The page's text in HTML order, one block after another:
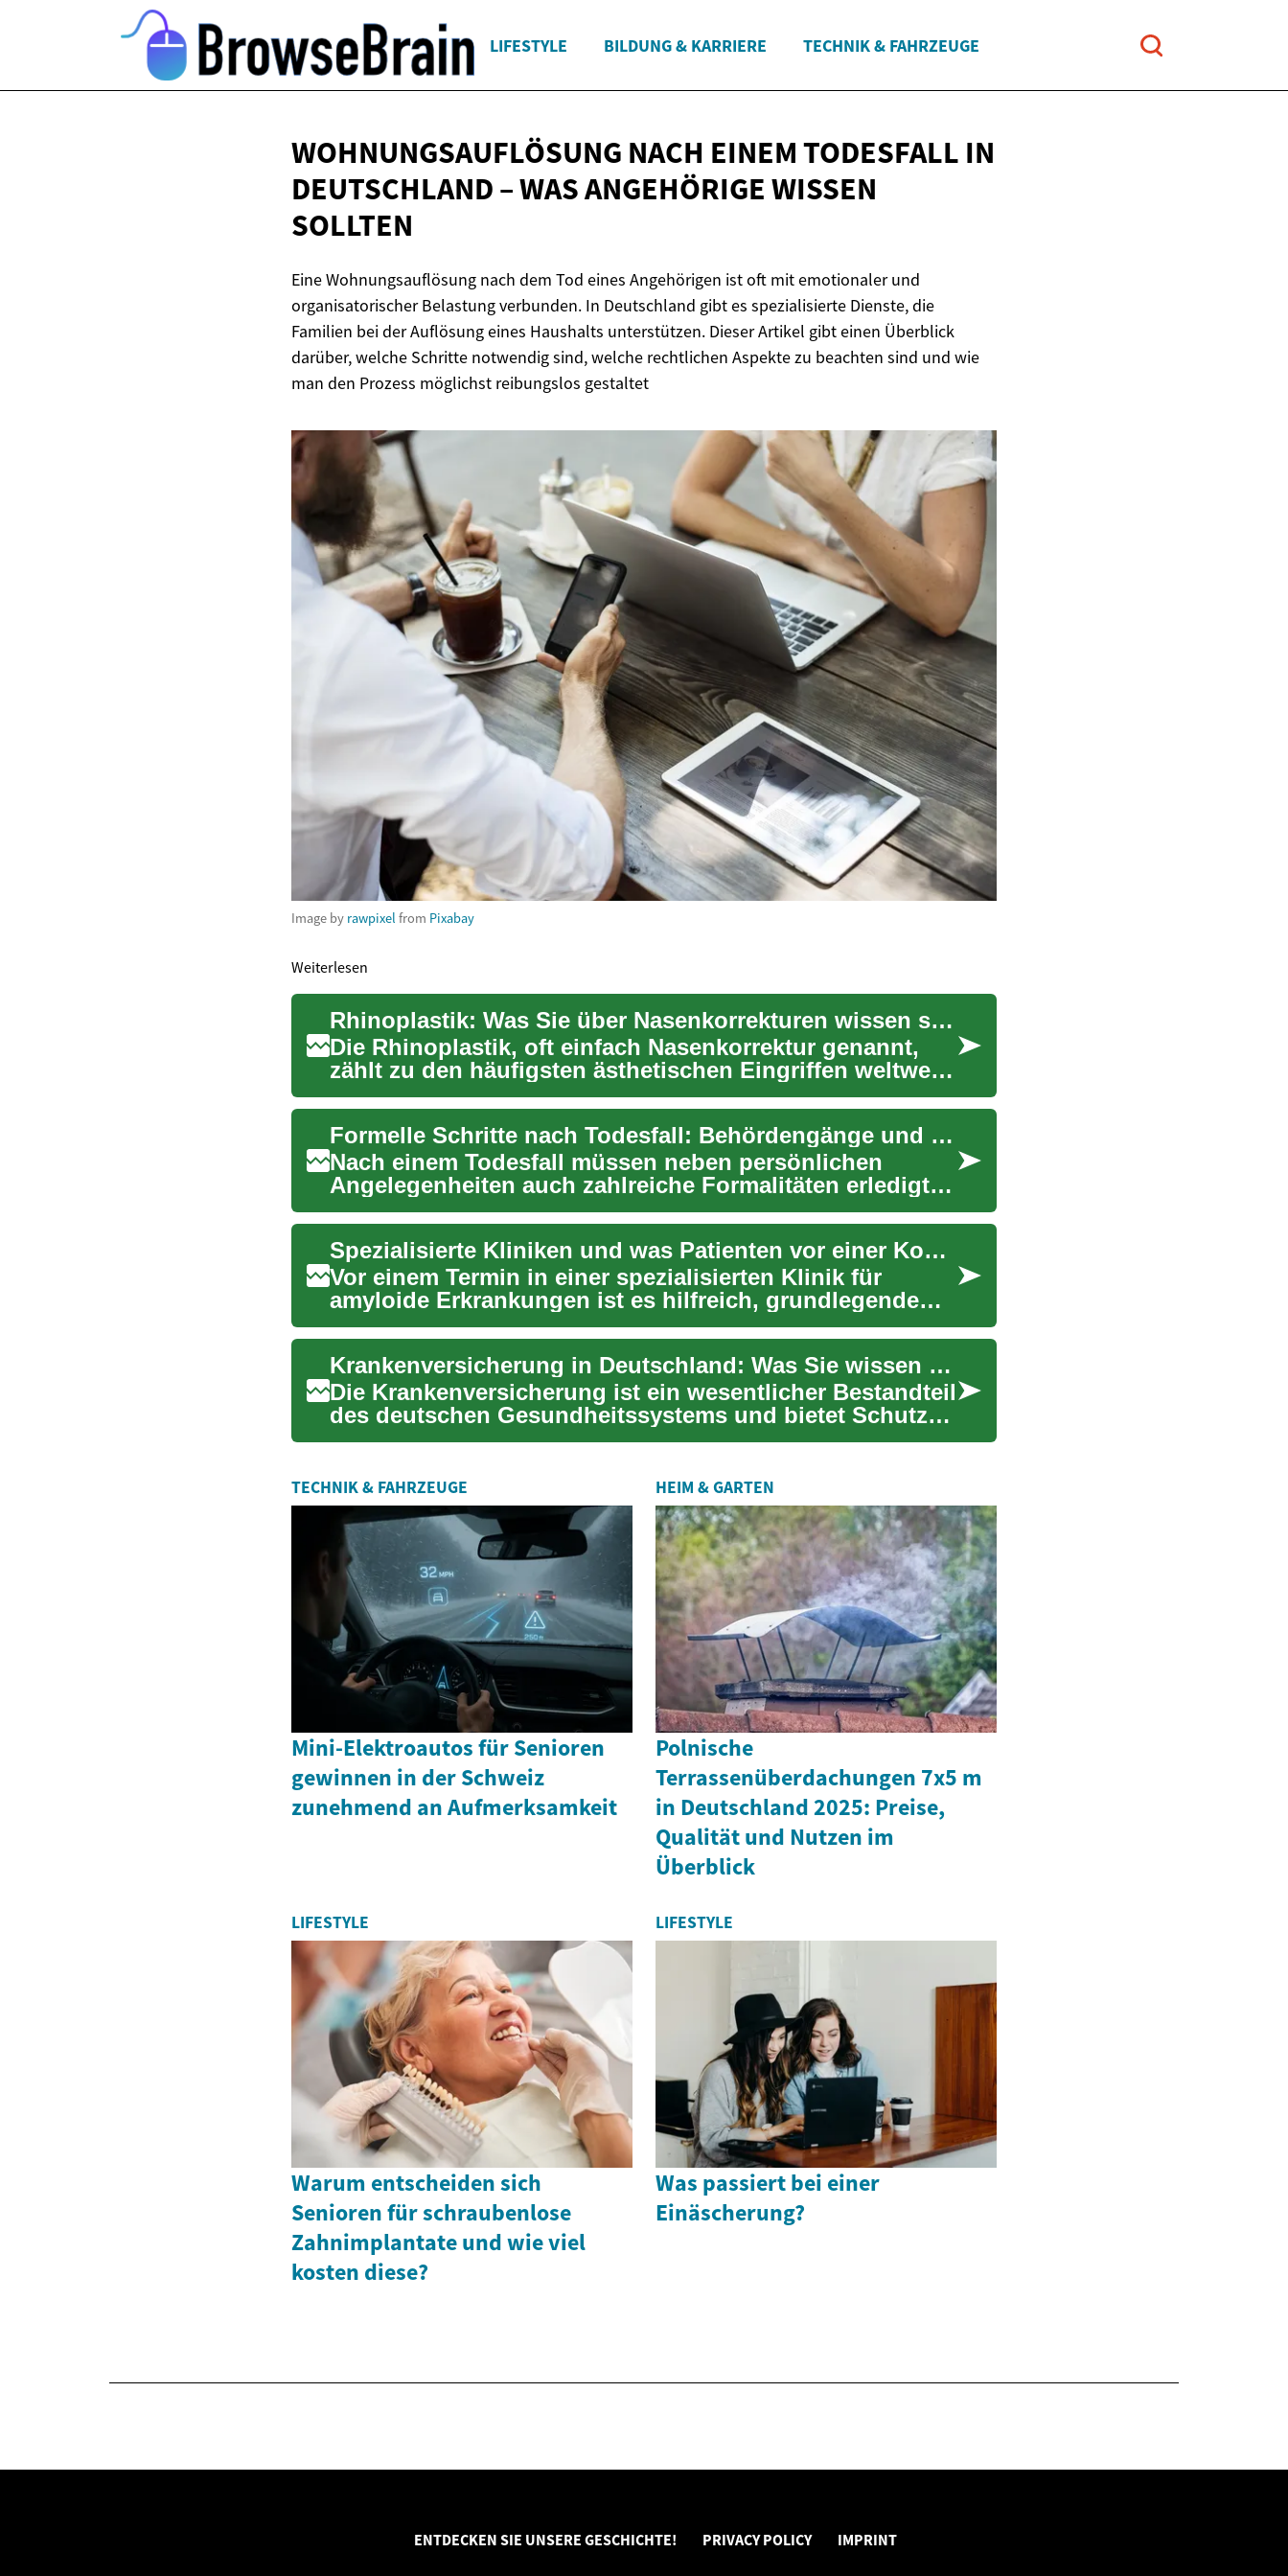
LIFESTYLE BILDUNG & KARRIERE TECHNIK & FAHRZEUGE
WOHNUNGSAUFLÖSUNG NACH EINEM TODESFALL IN
DEUTSCHLAND – WAS ANGEHÖRIGE WISSEN
SOLLTEN
Eine Wohnungsauflösung nach dem Tod eines Angehörigen ist oft mit emotionaler und
organisatorischer Belastung verbunden. In Deutschland gibt es spezialisierte Dienste, die
Familien bei der Auflösung eines Haushalts unterstützen. Dieser Artikel gibt einen Überblick
darüber, welche Schritte notwendig sind, welche rechtlichen Aspekte zu beachten sind und wie
man den Prozess möglichst reibungslos gestaltet
Image by rawpixel from Pixabay
Weiterlesen
Rhinoplastik: Was Sie über Nasenkorrekturen wissen sollten
Die Rhinoplastik, oft einfach Nasenkorrektur genannt,
zählt zu den häufigsten ästhetischen Eingriffen weltweit.
Diese...
Formelle Schritte nach Todesfall: Behördengänge und wichtige Fristen
Nach einem Todesfall müssen neben persönlichen
Angelegenheiten auch zahlreiche Formalitäten erledigt
werden. Dieser T...
Spezialisierte Kliniken und was Patienten vor einer Konsultation wissen sollten
Vor einem Termin in einer spezialisierten Klinik für
amyloide Erkrankungen ist es hilfreich, grundlegende
Information...
Krankenversicherung in Deutschland: Was Sie wissen müssen
Die Krankenversicherung ist ein wesentlicher Bestandteil
des deutschen Gesundheitssystems und bietet Schutz
vor finan...
TECHNIK & FAHRZEUGE
Mini-Elektroautos für Senioren
gewinnen in der Schweiz
zunehmend an Aufmerksamkeit
HEIM & GARTEN
Polnische
Terrassenüberdachungen 7x5 m
in Deutschland 2025: Preise,
Qualität und Nutzen im
Überblick
LIFESTYLE
Warum entscheiden sich
Senioren für schraubenlose
Zahnimplantate und wie viel
kosten diese?
LIFESTYLE
Was passiert bei einer
Einäscherung?
ENTDECKEN SIE UNSERE GESCHICHTE! PRIVACY POLICY IMPRINT